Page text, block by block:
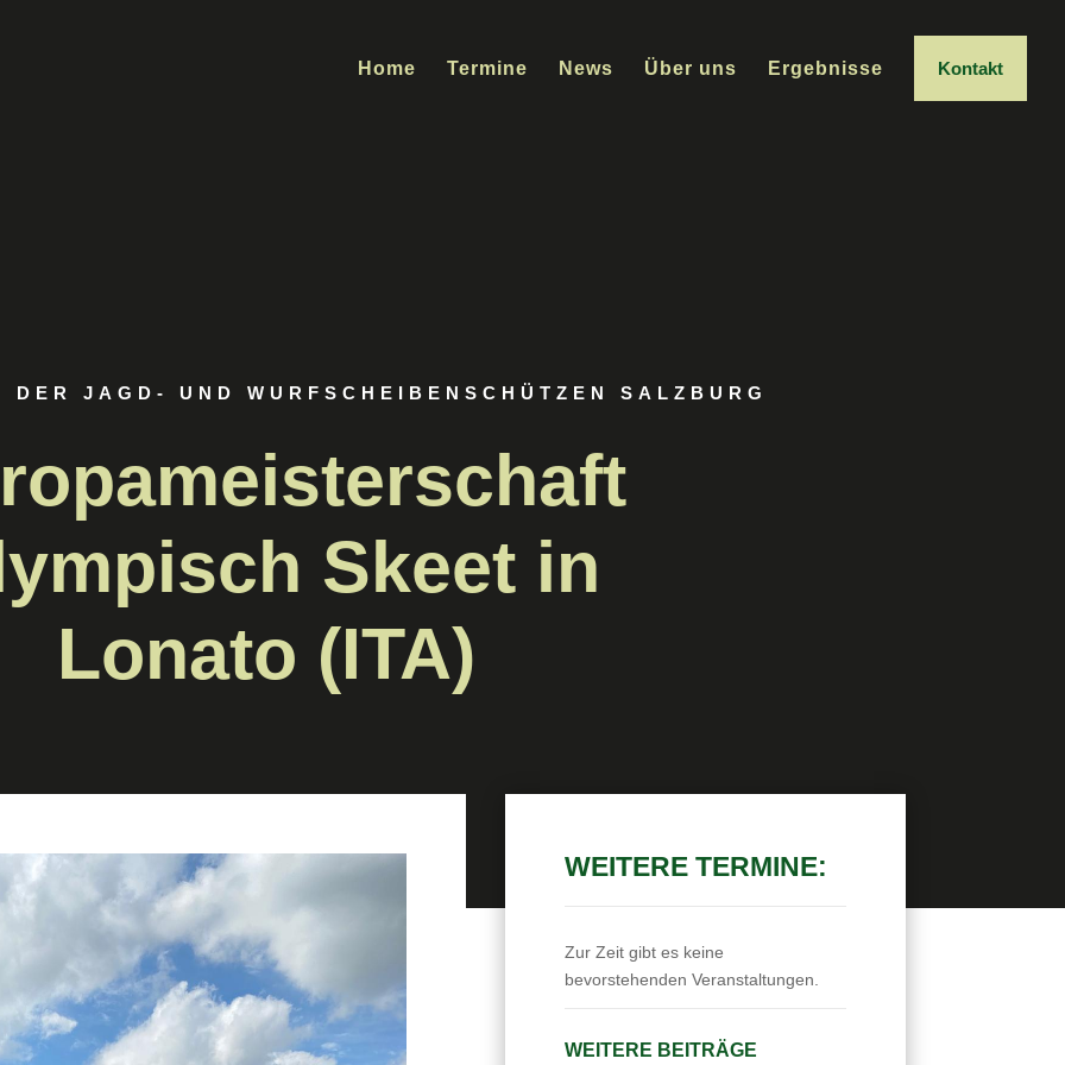
Home Termine News Über uns Ergebnisse Kontakt
DER JAGD- UND WURFSCHEIBENSCHÜTZEN SALZBURG
Skeet in
Lonato (ITA)
WEITERE TERMINE:
Zur Zeit gibt es keine
bevorstehenden Veranstaltungen.
WEITERE BEITRÄGE